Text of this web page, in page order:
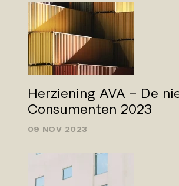
Herziening AVA – De
Consumenten 2023
09 NOV 2023